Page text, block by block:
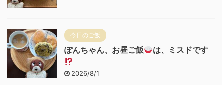
今日のご飯
ぽんちゃん、お昼ご飯 は、ミスドです
2026/8/1